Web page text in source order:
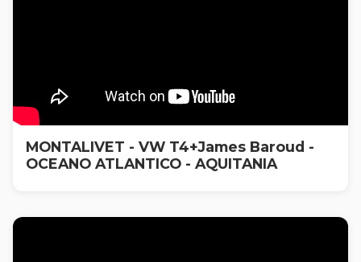
MONTALIVET - VW T4+James Baroud -
OCEANO ATLANTICO - AQUITANIA